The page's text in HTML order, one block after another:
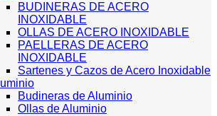
BUDINERAS DE ACERO
INOXIDABLE
OLLAS DE ACERO INOXIDABLE
PAELLERAS DE ACERO
INOXIDABLE
Sartenes y Cazos de Acero Inoxidable
Budineras de Aluminio
Ollas de Aluminio